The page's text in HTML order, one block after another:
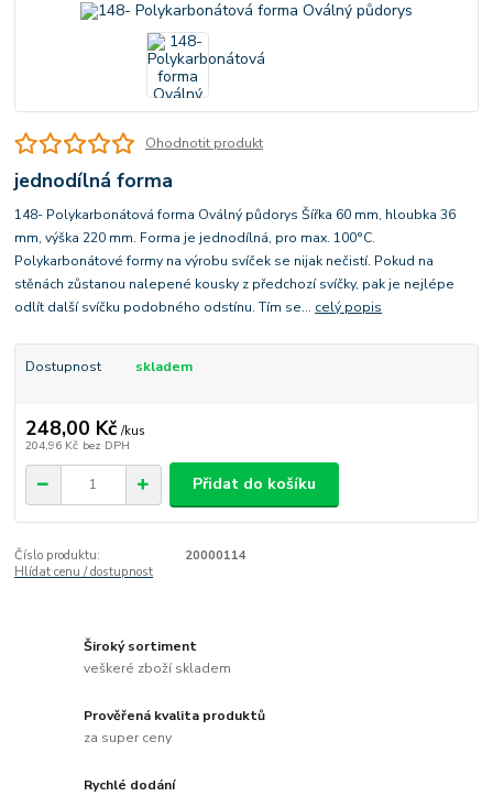
Ohodnotit produkt
jednodílná forma
148- Polykarbonátová forma Oválný půdorys Šířka 60 mm, hloubka 36
mm, výška 220 mm. Forma je jednodílná, pro max. 100°C.
Polykarbonátové formy na výrobu svíček se nijak nečistí. Pokud na
stěnách zůstanou nalepené kousky z předchozí svíčky, pak je nejlépe
odlít další svíčku podobného odstínu. Tím se... celý popis
Dostupnost skladem
248,00 Kč /kus
204,96 Kč bez DPH
Přidat do košíku
Číslo produktu:
20000114
Hlídat cenu / dostupnost
Široký sortiment
veškeré zboží skladem
Prověřená kvalita produktů
za super ceny
Rychlé dodání